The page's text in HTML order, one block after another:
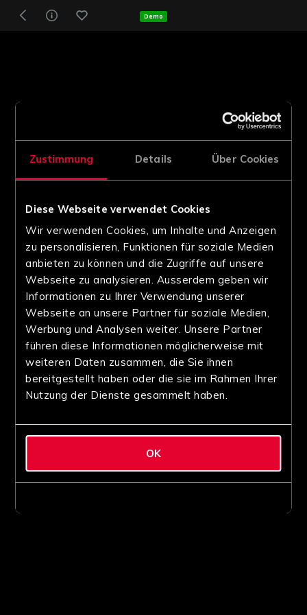
Zustimmung Details Über Cookies
Diese Webseite verwendet Cookies
Wir verwenden Cookies, um Inhalte und Anzeigen
zu personalisieren, Funktionen für soziale Medien
anbieten zu können und die Zugriffe auf unsere
Webseite zu analysieren. Ausserdem geben wir
Informationen zu Ihrer Verwendung unserer
Webseite an unsere Partner für soziale Medien,
Werbung und Analysen weiter. Unsere Partner
führen diese Informationen möglicherweise mit
weiteren Daten zusammen, die Sie ihnen
bereitgestellt haben oder die sie im Rahmen Ihrer
Nutzung der Dienste gesammelt haben.
OK
Demo